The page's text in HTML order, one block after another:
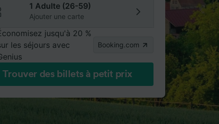
1 Adulte (26-59)
Ajouter une carte
jusqu'à 20 %
les séjours avec
Booking.com
Trouver des billets à petit prix